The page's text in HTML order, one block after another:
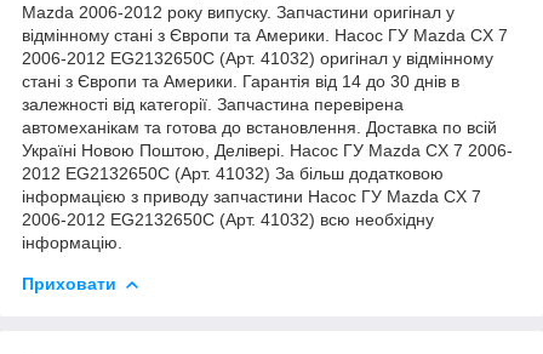
Mazda 2006-2012 року випуску. Запчастини оригінал у
відмінному стані з Європи та Америки. Насос ГУ Mazda CX 7
2006-2012 EG2132650C (Арт. 41032) оригінал у відмінному
стані з Європи та Америки. Гарантія від 14 до 30 днів в
залежності від категорії. Запчастина перевірена
автомеханікам та готова до встановлення. Доставка по всій
Україні Новою Поштою, Делівері. Насос ГУ Mazda CX 7 2006-
2012 EG2132650C (Арт. 41032) За більш додатковою
інформацією з приводу запчастини Насос ГУ Mazda CX 7
2006-2012 EG2132650C (Арт. 41032) всю необхідну
інформацію.
Приховати